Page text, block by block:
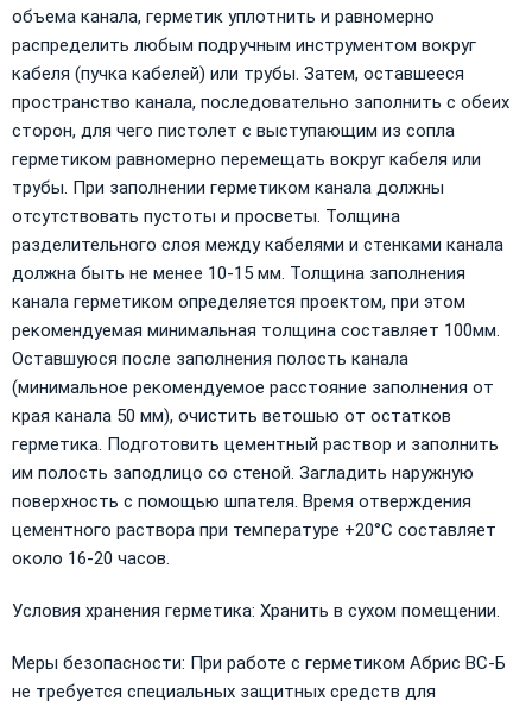
объема канала, герметик уплотнить и равномерно
распределить любым подручным инструментом вокруг
кабеля (пучка кабелей) или трубы. Затем, оставшееся
пространство канала, последовательно заполнить с обеих
сторон, для чего пистолет с выступающим из сопла
герметиком равномерно перемещать вокруг кабеля или
трубы. При заполнении герметиком канала должны
отсутствовать пустоты и просветы. Толщина
разделительного слоя между кабелями и стенками канала
должна быть не менее 10-15 мм. Толщина заполнения
канала герметиком определяется проектом, при этом
рекомендуемая минимальная толщина составляет 100мм.
Оставшуюся после заполнения полость канала
(минимальное рекомендуемое расстояние заполнения от
края канала 50 мм), очистить ветошью от остатков
герметика. Подготовить цементный раствор и заполнить
им полость заподлицо со стеной. Загладить наружную
поверхность с помощью шпателя. Время отверждения
цементного раствора при температуре +20°C составляет
около 16-20 часов.
Условия хранения герметика: Хранить в сухом помещении.
Меры безопасности: При работе с герметиком Абрис ВС-Б
не требуется специальных защитных средств для